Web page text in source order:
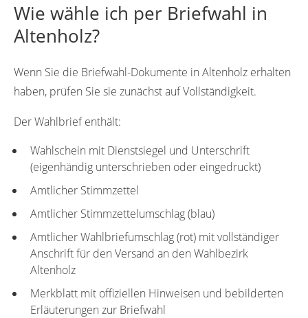
Wie wähle ich per Briefwahl in
Altenholz?
Wenn Sie die Briefwahl-Dokumente in Altenholz erhalten
haben, prüfen Sie sie zunächst auf Vollständigkeit.
Der Wahlbrief enthält:
Wahlschein mit Dienstsiegel und Unterschrift
(eigenhändig unterschrieben oder eingedruckt)
Amtlicher Stimmzettel
Amtlicher Stimmzettelumschlag (blau)
Amtlicher Wahlbriefumschlag (rot) mit vollständiger
Anschrift für den Versand an den Wahlbezirk
Altenholz
Merkblatt mit offiziellen Hinweisen und bebilderten
Erläuterungen zur Briefwahl